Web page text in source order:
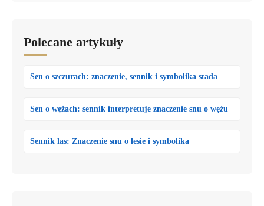
Polecane artykuły
Sen o szczurach: znaczenie, sennik i symbolika stada
Sen o wężach: sennik interpretuje znaczenie snu o wężu
Sennik las: Znaczenie snu o lesie i symbolika